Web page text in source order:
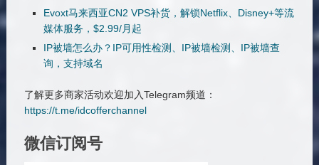
Evoxt马来西亚CN2 VPS补货，解锁Netflix、Disney+等流
媒体服务，$2.99/月起
IP被墙怎么办？IP可用性检测、IP被墙检测、IP被墙查
询，支持域名
了解更多商家活动欢迎加入Telegram频道：
https://t.me/idcofferchannel
微信订阅号